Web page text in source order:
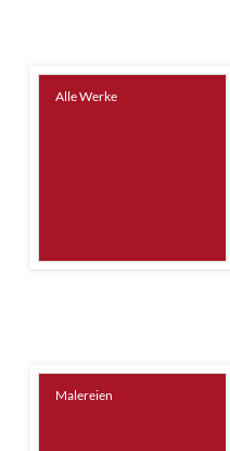
Alle Werke
Malereien